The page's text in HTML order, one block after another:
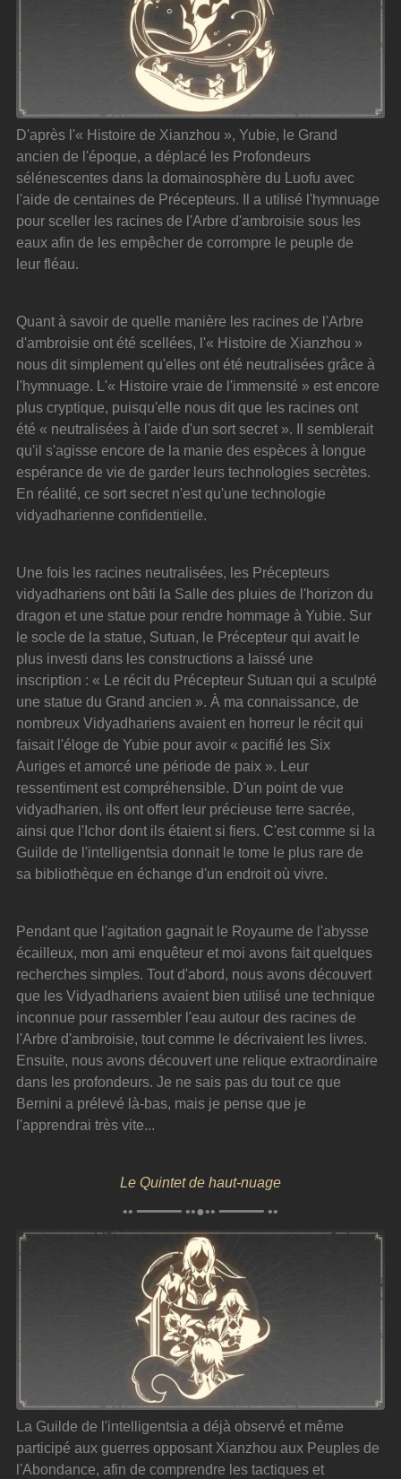
D'après l'« Histoire de Xianzhou », Yubie, le Grand
ancien de l'époque, a déplacé les Profondeurs
sélénescentes dans la domainosphère du Luofu avec
l'aide de centaines de Précepteurs. Il a utilisé l'hymnuage
pour sceller les racines de l'Arbre d'ambroisie sous les
eaux afin de les empêcher de corrompre le peuple de
leur fléau.
Quant à savoir de quelle manière les racines de l'Arbre
d'ambroisie ont été scellées, l'« Histoire de Xianzhou »
nous dit simplement qu'elles ont été neutralisées grâce à
l'hymnuage. L'« Histoire vraie de l'immensité » est encore
plus cryptique, puisqu'elle nous dit que les racines ont
été « neutralisées à l'aide d'un sort secret ». Il semblerait
qu'il s'agisse encore de la manie des espèces à longue
espérance de vie de garder leurs technologies secrètes.
En réalité, ce sort secret n'est qu'une technologie
vidyadharienne confidentielle.
Une fois les racines neutralisées, les Précepteurs
vidyadhariens ont bâti la Salle des pluies de l'horizon du
dragon et une statue pour rendre hommage à Yubie. Sur
le socle de la statue, Sutuan, le Précepteur qui avait le
plus investi dans les constructions a laissé une
inscription : « Le récit du Précepteur Sutuan qui a sculpté
une statue du Grand ancien ». À ma connaissance, de
nombreux Vidyadhariens avaient en horreur le récit qui
faisait l'éloge de Yubie pour avoir « pacifié les Six
Auriges et amorcé une période de paix ». Leur
ressentiment est compréhensible. D'un point de vue
vidyadharien, ils ont offert leur précieuse terre sacrée,
ainsi que l'Ichor dont ils étaient si fiers. C'est comme si la
Guilde de l'intelligentsia donnait le tome le plus rare de
sa bibliothèque en échange d'un endroit où vivre.
Pendant que l'agitation gagnait le Royaume de l'abysse
écailleux, mon ami enquêteur et moi avons fait quelques
recherches simples. Tout d'abord, nous avons découvert
que les Vidyadhariens avaient bien utilisé une technique
inconnue pour rassembler l'eau autour des racines de
l'Arbre d'ambroisie, tout comme le décrivaient les livres.
Ensuite, nous avons découvert une relique extraordinaire
dans les profondeurs. Je ne sais pas du tout ce que
Bernini a prélevé là-bas, mais je pense que je
l'apprendrai très vite...
Le Quintet de haut-nuage
•• ━━━━━ ••●•• ━━━━━ ••
La Guilde de l'intelligentsia a déjà observé et même
participé aux guerres opposant Xianzhou aux Peuples de
l'Abondance, afin de comprendre les tactiques et